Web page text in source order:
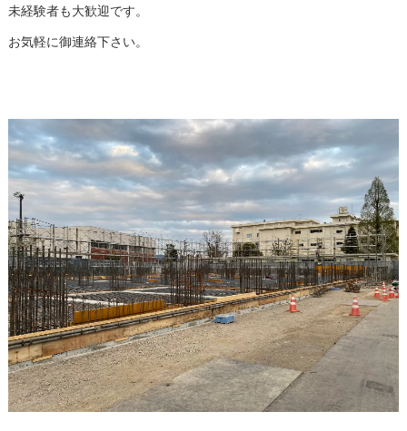
未経験者も大歓迎です。
お気軽に御連絡下さい。